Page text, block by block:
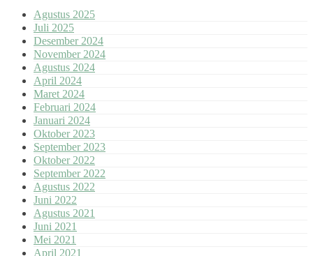
Agustus 2025
Juli 2025
Desember 2024
November 2024
Agustus 2024
April 2024
Maret 2024
Februari 2024
Januari 2024
Oktober 2023
September 2023
Oktober 2022
September 2022
Agustus 2022
Juni 2022
Agustus 2021
Juni 2021
Mei 2021
April 2021